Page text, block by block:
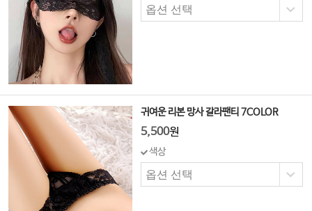
귀여운 리본 망사 갈라팬티 7COLOR
5,500원
색상